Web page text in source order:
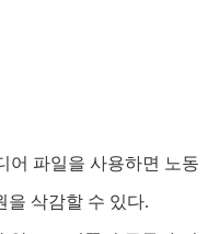
어 파일을 사용하면 노동
을 삭감할 수 있다.